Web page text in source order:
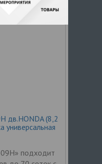
дв.HONDA (8,2
универсальная
подходит